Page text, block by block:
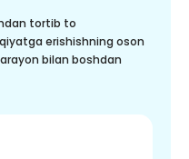
tortib to
erishishning oson
bilan boshdan